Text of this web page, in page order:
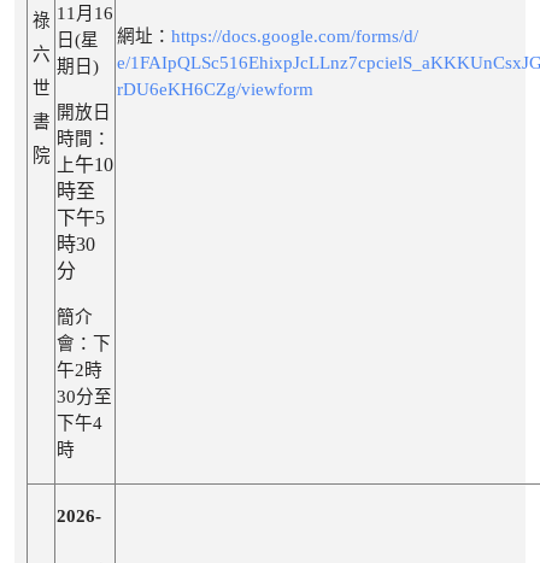
祿
六
世
書
院
11月16
日(星
期日)
開放日
時間：
上午10
時至
下午5
時30
分
簡介
會：
下
午2時
30分至
下午4
時
網址： https://docs.google.com/forms/d/
e/
rDU6eKH6CZg/viewform
2026-